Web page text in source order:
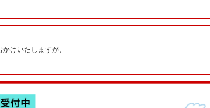
けいたしますが、